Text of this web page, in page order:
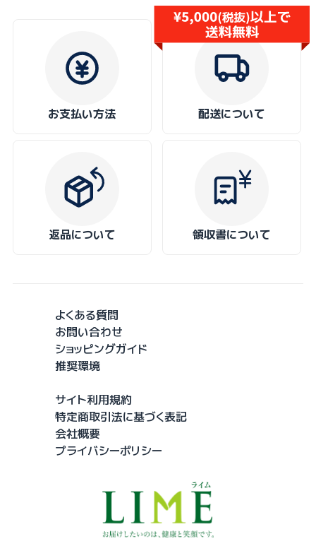
お支払い方法 配送について
返品について 領収書について
よくある質問
お問い合わせ
ショッピングガイド
推奨環境
サイト利用規約
特定商取引法に基づく表記
会社概要
プライバシーポリシー